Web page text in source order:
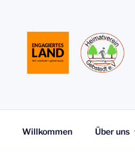
Willkommen Über uns